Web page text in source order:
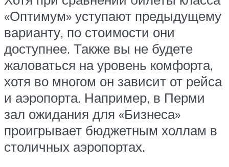
«Оптимум» уступают предыдущему
варианту, по стоимости они
доступнее. Также вы не будете
жаловаться на уровень комфорта,
хотя во многом он зависит от рейса
и аэропорта. Например, в Перми
зал ожидания для «Бизнеса»
проигрывает бюджетным холлам в
столичных аэропортах.